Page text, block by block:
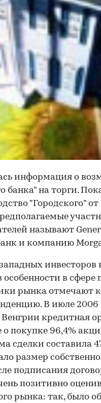
информация о
банка" на торги.
"Городского"
называют
и компанию
инвесторов
особенности в сфере
рынка отмечают
В июле 2006
кредитная
покупке 96,4%
сделки составила
размер
подписания
позитивно
рынка: так, было